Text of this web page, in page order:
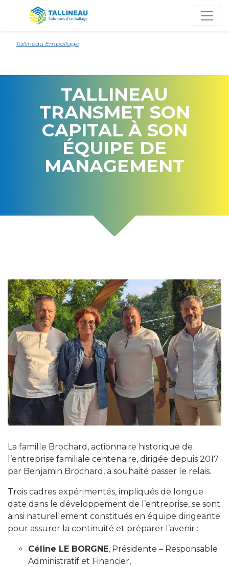
Tallineau Emballage
TALLINEAU
TRANSMET SON
CAPITAL À SON
ÉQUIPE DE
MANAGEMENT
La famille Brochard, actionnaire historique de
l’entreprise familiale centenaire, dirigée depuis 2017
par Benjamin Brochard, a souhaité passer le relais.
Trois cadres expérimentés, impliqués de longue
date dans le développement de l’entreprise, se sont
ainsi naturellement constitués en équipe dirigeante
pour assurer la continuité et préparer l’avenir :
Céline LE BORGNE, Présidente – Responsable
Administratif et Financier,